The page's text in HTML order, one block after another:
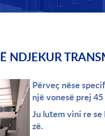
NDJEKUR
Përveç nëse
një vonesë prej
Ju lutem vini re
zë.